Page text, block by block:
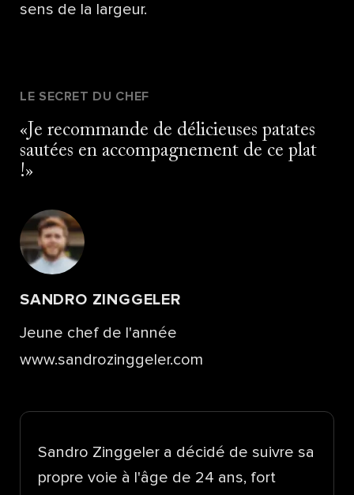
sens de la largeur.
LE SECRET DU CHEF
Je recommande de délicieuses patates
sautées en accompagnement de ce plat
!
SANDRO ZINGGELER
Jeune chef de l'année
www.sandrozinggeler.com
Sandro Zinggeler a décidé de suivre sa
propre voie à l'âge de 24 ans, fort